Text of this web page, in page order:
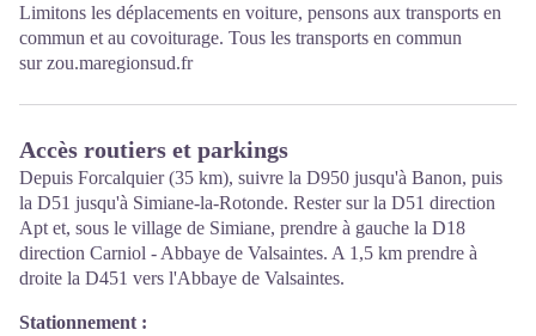
Limitons les déplacements en voiture, pensons aux transports en
commun et au covoiturage. Tous les transports en commun
surzou.maregionsud.fr
Accès routiers et parkings
Depuis Forcalquier (35 km), suivre la D950 jusqu'à Banon, puis
la D51 jusqu'à Simiane-la-Rotonde. Rester sur la D51 direction
Apt et, sous le village de Simiane, prendre à gauche la D18
direction Carniol - Abbaye de Valsaintes. A 1,5 km prendre à
droite la D451 vers l'Abbaye de Valsaintes.
Stationnement :